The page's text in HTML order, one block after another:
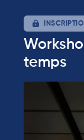
temps